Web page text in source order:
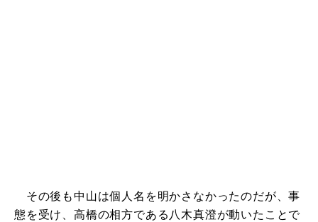
その後も中山は個人名を明かさなかったのだが、事
態を受け、高橋の相方である八木真澄が動いたことで